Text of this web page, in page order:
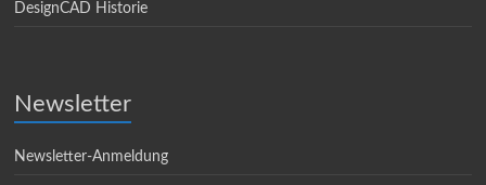
DesignCAD Historie
Newsletter
Newsletter-Anmeldung